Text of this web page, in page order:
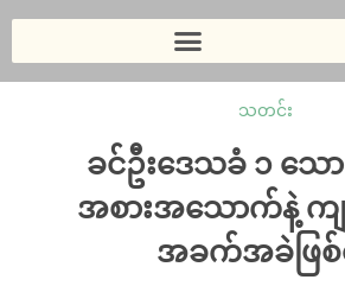
သတင်း
ခင်ဦးဒေသခံ ၁ သော
အစားအသောက်နဲ့ ကျ
အခက်အခဲဖြစ်